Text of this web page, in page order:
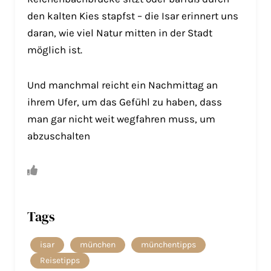
den kalten Kies stapfst – die Isar erinnert uns
daran, wie viel Natur mitten in der Stadt
möglich ist.
Und manchmal reicht ein Nachmittag an
ihrem Ufer, um das Gefühl zu haben, dass
man gar nicht weit wegfahren muss, um
abzuschalten
Tags
isar münchen
münchentipps
Reisetipps